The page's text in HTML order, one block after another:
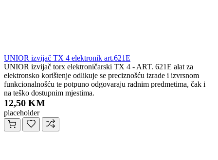
UNIOR izvijač TX 4 elektronik art.621E
UNIOR izvijač torx elektroničarski TX 4 - ART. 621E alat za
elektronsko korištenje odlikuje se preciznošću izrade i izvrsnom
funkcionalnošću te potpuno odgovaraju radnim predmetima, čak i
na teško dostupnim mjestima.
12,50 KM
placeholder